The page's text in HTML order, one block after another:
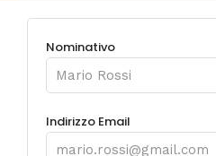
Nominativo
Indirizzo Email